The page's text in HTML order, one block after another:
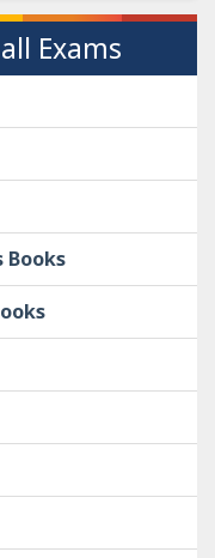
Exams
Books